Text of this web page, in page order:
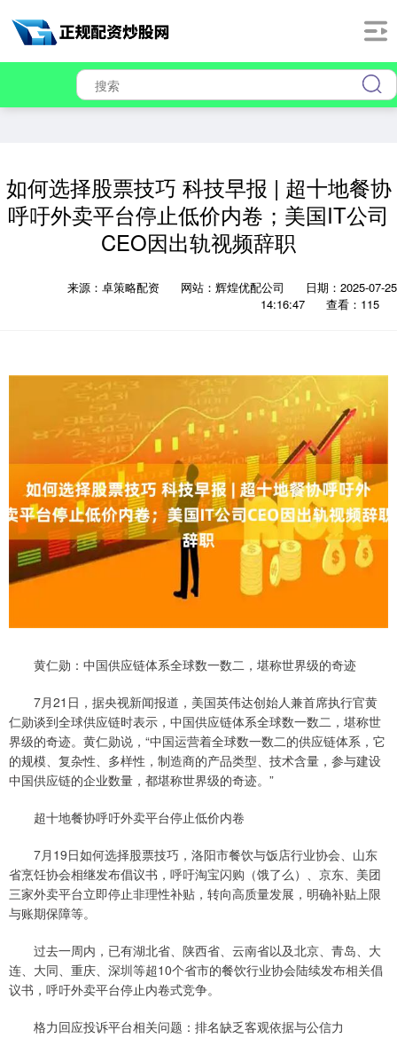
如何选择股票技巧 科技早报 | 超十地餐协
呼吁外卖平台停止低价内卷；美国IT公司
CEO因出轨视频辞职
来源：卓策略配资 网站：辉煌优配公司
日期：2025-07-25
14:16:47
查看：115
黄仁勋：中国供应链体系全球数一数二，堪称世界级的奇迹
7月21日，据央视新闻报道，美国英伟达创始人兼首席执行官黄
仁勋谈到全球供应链时表示，中国供应链体系全球数一数二，堪称世
界级的奇迹。黄仁勋说，“中国运营着全球数一数二的供应链体系，它
的规模、复杂性、多样性，制造商的产品类型、技术含量，参与建设
中国供应链的企业数量，都堪称世界级的奇迹。”
超十地餐协呼吁外卖平台停止低价内卷
7月19日如何选择股票技巧，洛阳市餐饮与饭店行业协会、山东
省烹饪协会相继发布倡议书，呼吁淘宝闪购（饿了么）、京东、美团
三家外卖平台立即停止非理性补贴，转向高质量发展，明确补贴上限
与账期保障等。
过去一周内，已有湖北省、陕西省、云南省以及北京、青岛、大
连、大同、重庆、深圳等超10个省市的餐饮行业协会陆续发布相关倡
议书，呼吁外卖平台停止内卷式竞争。
格力回应投诉平台相关问题：排名缺乏客观依据与公信力